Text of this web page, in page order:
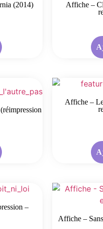
(2014)
Affiche –
Affiche –
–
Affiche –